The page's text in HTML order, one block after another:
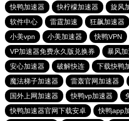
快鸭加速器
快柠檬加速器 旋风
软件中心
雷霆加速 狂飙加速器
小美vpn
小美加速器 快鸭VPN
VP加速器免费永久版兑换券
暴风
安心加速器
破解快连
下载快鸭
魔法梯子加速器
雷轰官网加速器
国外上网加速器
快鸭vp加速器
快鸭加速器官网下载安卓
快鸭app